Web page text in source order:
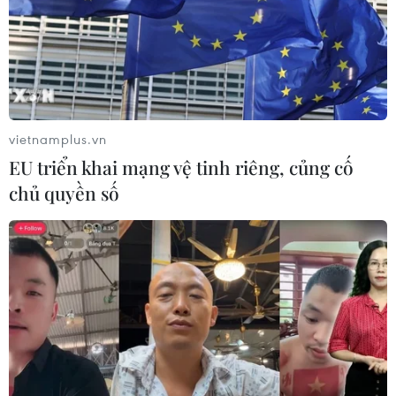
Giá vàng thế giới quay đầu giảm nhẹ
do áp lực chốt lời
07/08/2026 00:31
Chứng khoán Mỹ rời đỉnh khi giá
năng lượng leo thang
06/08/2026 23:58
Lâm Đồng vào cao điểm vụ cá Nam,
ngư dân phấn khởi vươn khơi
06/08/2026 09:06
vietnamplus.vn
EU triển khai mạng vệ tinh riêng, củng cố
chủ quyền số